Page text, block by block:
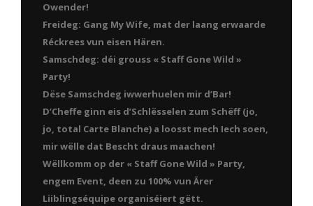
Owender!
Freideg: Gang My Wife, mat der laang erwaarde
Réckrees vun eisen Hären.
Samschdeg: déi grouss « Staff Gone Wild »
Party!
Dëse Samschdeg iwwerhuelen mir d’Bar!
D’Cheffe ginn eis d’Schlësselen zum Schëff (jo,
jo, total Carte Blanche) a loosst mech Iech soen,
mir wëlle dat Bescht draus maachen!
Wëllkomm op der « Staff Gone Wild » Party,
engem Event, deen zu 100% vun Ärer
Liiblingséquipe organiséiert gëtt.